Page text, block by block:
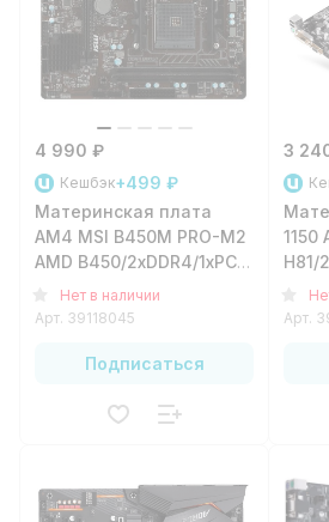
4 990 ₽
Кешбэк+499 ₽
Материнская плата
AM4 MSI B450M PRO-M2
AMD B450/2xDDR4/1xPCI-
e16/2xPCI-
e1/4xSATA3/1xM.2/4xUSB3.1/
Нет в наличии
Арт. 39118045
Подписаться
3
1150
H81/
e16/
e1/
Арт.